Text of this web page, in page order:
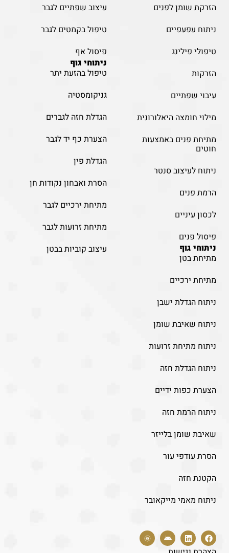
הזרקת שומן לפנים
ניתוח עפעפיים
טיפולי פילינג
הזרקות
עיבוי שפתיים
מילוי חומצה היאלורונית
מתיחת פנים באמצעות
חוטים
ניתוח לעיצוב סנטר
הרמת פנים
לכסון עיניים
פיסול פנים
ניתוחי גוף
מתיחת בטן
מתיחת ירכיים
ניתוח הגדלת ישבן
ניתוח שאיבת שומן
ניתוח מתיחת זרועות
ניתוח הגדלת חזה
הצערת כפות ידיים
ניתוח הרמת חזה
שאיבת שומן בלייזר
הסרת עודפי עור
הקטנת חזה
ניתוח מאמי מייקאובר
עיצוב שפתיים לגבר
טיפול בקמטים לגבר
פיסול אף
ניתוחי גוף
טיפול בהזעת יתר
גניקומסטיה
הגדלת חזה לגברים
הצערת כף יד לגבר
הגדלת פין
הסרת ואבחון נקודות חן
מתיחת ירכיים לגבר
מתיחת זרועות לגבר
עיצוב קוביות בבטן